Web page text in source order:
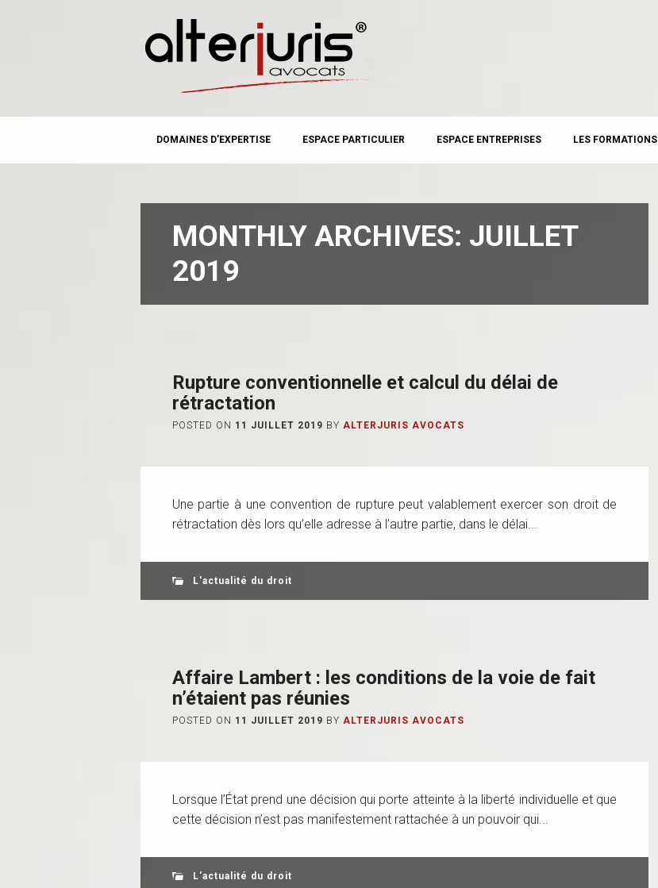
MAIN MENU
content
DOMAINES D’EXPERTISE ESPACE PARTICULIER ESPACE ENTREPRISES LES FORMATIONS
MONTHLY ARCHIVES: JUILLET
2019
Rupture conventionnelle et calcul du délai de
rétractation
POSTED ON 11 JUILLET 2019 BY ALTERJURIS AVOCATS
Une partie à une convention de rupture peut valablement exercer son droit de
rétractation dès lors qu’elle adresse à l’autre partie, dans le délai...
L'actualité du droit
Affaire Lambert : les conditions de la voie de fait
n’étaient pas réunies
POSTED ON 11 JUILLET 2019 BY ALTERJURIS AVOCATS
Lorsque l’État prend une décision qui porte atteinte à la liberté individuelle et que
cette décision n’est pas manifestement rattachée à un pouvoir qui...
L'actualité du droit